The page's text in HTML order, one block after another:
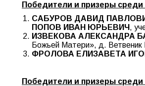
Победители и призеры
САБУРОВ ДАВИД
ПОПОВ ИВАН ЮРЬЕВИЧ ,
ИЗВЕКОВА АЛЕКСАНДРА
Божьей Матери», д. Ветвеник
ФРОЛОВА ЕЛИЗАВЕТА
Победители и призеры среди